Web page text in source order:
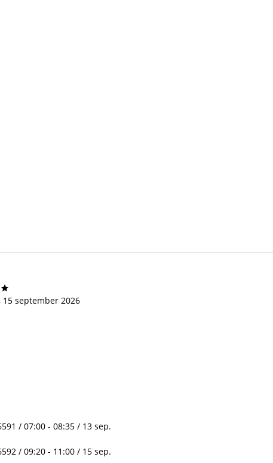
september 2026
/ 07:00 - 08:35 / 13 sep.
/ 09:20 - 11:00 / 15 sep.